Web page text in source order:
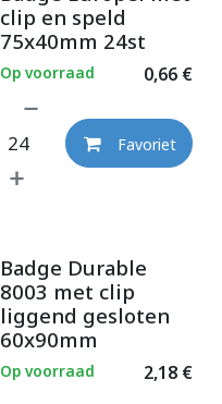
clip en speld
75x40mm 24st
0,66€
Op voorraad
Favoriet
Badge Durable
8003 met clip
liggend gesloten
60x90mm
2,18€
Op voorraad